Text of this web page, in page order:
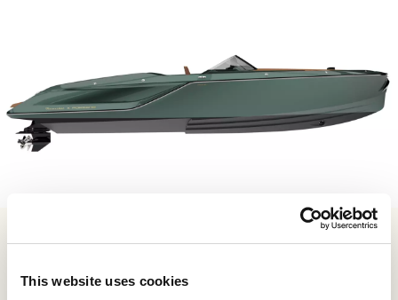
This website uses cookies
En el habitáculo, los amplios asientos y las zonas de
los deportivos de Porsche, la personalización también